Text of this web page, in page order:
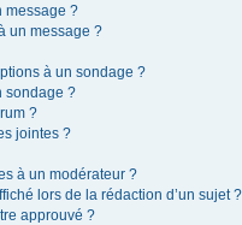
message ?
un message ?
à un sondage ?
sondage ?
?
jointes ?
à un modérateur ?
lors de la rédaction d’un sujet ?
approuvé ?